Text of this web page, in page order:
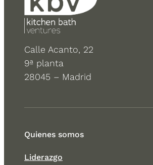
Calle Acanto, 22
9ª planta
28045 – Madrid
Quienes somos
Liderazgo